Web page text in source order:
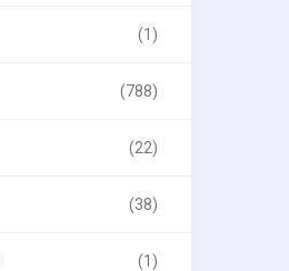
(1)
(788)
(22)
(38)
(1)